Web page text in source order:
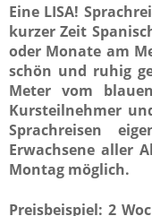
Eine LISA!
kurzer Zeit
oder Monate am
schön und ruhig
Meter vom
Kursteilnehmer
Sprachreisen
Erwachsene aller
Montag möglich.
Preisbeispiel: 2